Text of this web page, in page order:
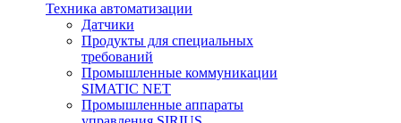
Техника автоматизации
Датчики
Продукты для специальных
требований
Промышленные коммуникации
SIMATIC NET
Промышленные аппараты